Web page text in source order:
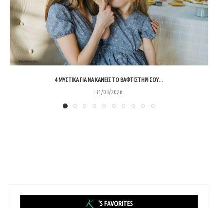
4 ΜΥΣΤΙΚΆ ΓΙΑ ΝΑ ΚΆΝΕΙΣ ΤΟ ΒΑΦΤΙΣΤΉΡΙ ΣΟΥ...
31/03/2026
'S FAVORITES